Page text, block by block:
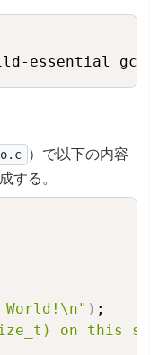
essential gcc
）で以下の内容
する。
) ;
on this